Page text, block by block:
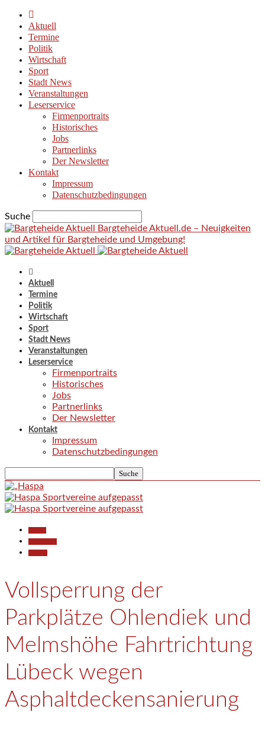
Aktuell
Termine
Politik
Wirtschaft
Sport
Stadt News
Veranstaltungen
Leserservice
Firmenportraits
Historisches
Jobs
Partnerlinks
Der Newsletter
Kontakt
Impressum
Datenschutzbedingungen
Suche
Bargteheide Aktuell.de – Neuigkeiten
und Artikel für Bargteheide und Umgebung!
Aktuell
Termine
Politik
Wirtschaft
Sport
Stadt News
Veranstaltungen
Leserservice
Firmenportraits
Historisches
Jobs
Partnerlinks
Der Newsletter
Kontakt
Impressum
Datenschutzbedingungen
Vollsperrung der
Parkplätze Ohlendiek und
Melmshöhe Fahrtrichtung
Lübeck wegen
Asphaltdeckensanierung